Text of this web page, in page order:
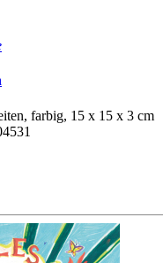
farbig, 15 x 15 x 3 cm